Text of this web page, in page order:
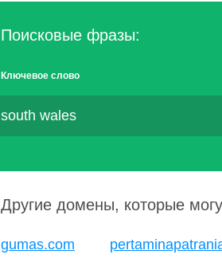
Поисковые фразы:
Ключевое слово
south wales
Другие домены, которые
gumas.com